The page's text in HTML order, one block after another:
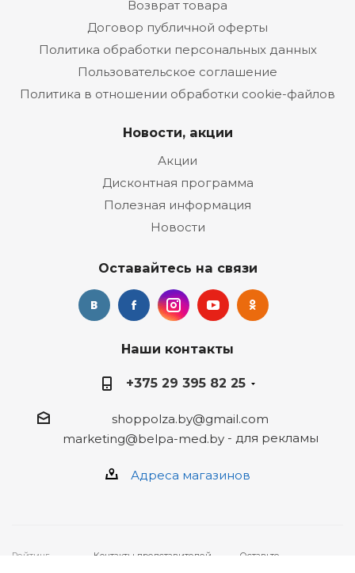
Возврат товара
Договор публичной оферты
Политика обработки персональных данных
Пользовательское соглашение
Политика в отношении обработки cookie-файлов
Новости, акции
Акции
Дисконтная программа
Полезная информация
Новости
Оставайтесь на связи
Наши контакты
+375 29 395 82 25
shoppolza.by@gmail.com
marketing@belpa-med.by- для рекламы
Адреса магазинов
Рейтинг
Контакты представителей,
Оставьте